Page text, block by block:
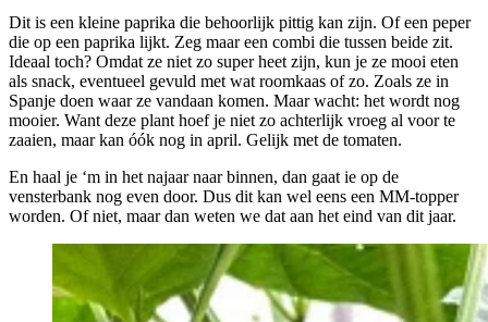
Dit is een kleine paprika die behoorlijk pittig kan zijn. Of een peper
die op een paprika lijkt. Zeg maar een combi die tussen beide zit.
Ideaal toch? Omdat ze niet zo super heet zijn, kun je ze mooi eten
als snack, eventueel gevuld met wat roomkaas of zo. Zoals ze in
Spanje doen waar ze vandaan komen. Maar wacht: het wordt nog
mooier. Want deze plant hoef je niet zo achterlijk vroeg al voor te
zaaien, maar kan óók nog in april. Gelijk met de tomaten.
En haal je ‘m in het najaar naar binnen, dan gaat ie op de
vensterbank nog even door. Dus dit kan wel eens een MM-topper
worden. Of niet, maar dan weten we dat aan het eind van dit jaar.